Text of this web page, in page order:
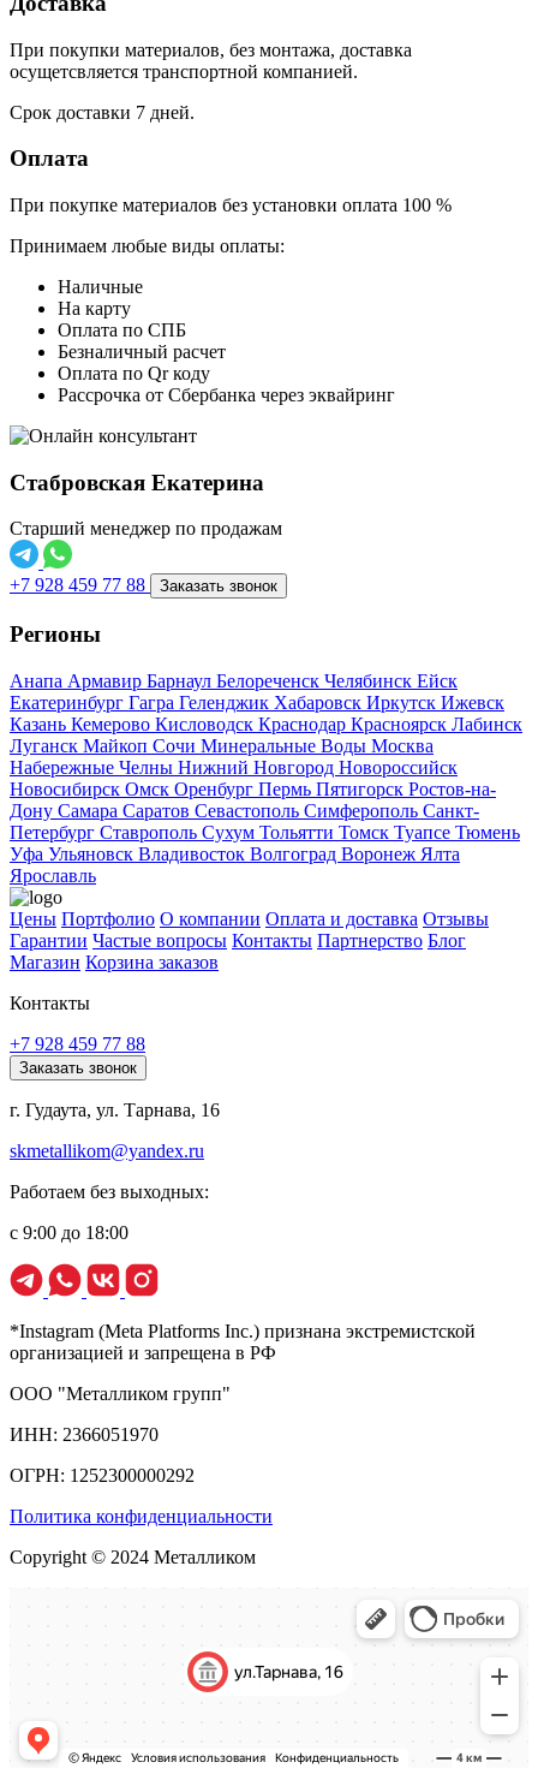
При покупки материалов, без монтажа, доставка
осущетсвляется транспортной компанией.
Срок доставки 7 дней.
Оплата
При покупке материалов без установки оплата 100 %
Принимаем любые виды оплаты:
Наличные
На карту
Оплата по СПБ
Безналичный расчет
Оплата по Qr коду
Рассрочка от Сбербанка через эквайринг
Стабровская Екатерина
Старший менеджер по продажам
+7 928 459 77 88 Заказать звонок
Регионы
Анапа Армавир Барнаул Белореченск Челябинск Ейск
Екатеринбург Гагра Геленджик Хабаровск Иркутск Ижевск
Казань Кемерово Кисловодск Краснодар Красноярск Лабинск
Луганск Майкоп Сочи Минеральные Воды Москва
Набережные Челны Нижний Новгород Новороссийск
Новосибирск Омск Оренбург Пермь Пятигорск Ростов-на-
Дону Самара Саратов Севастополь Симферополь Санкт-
Петербург Ставрополь Сухум Тольятти Томск Туапсе Тюмень
Уфа Ульяновск Владивосток Волгоград Воронеж Ялта
Ярославль
Цены Портфолио О компании Оплата и доставка Отзывы
Гарантии Частые вопросы Контакты Партнерство Блог
Магазин Корзина заказов
Контакты
+7 928 459 77 88
Заказать звонок
г. Гудаута, ул. Тарнава, 16
skmetallikom@yandex.ru
Работаем без выходных:
с 9:00 до 18:00
*Instagram (Meta Platforms Inc.) признана экстремистской
организацией и запрещена в РФ
ООО "Металликом групп"
ИНН: 2366051970
ОГРН: 1252300000292
Политика конфиденциальности
Copyright © 2024 Металликом